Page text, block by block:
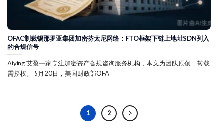
OFAC制裁锡那罗亚集团加密芬太尼网络：FTO框架下链上地址SDN列入
的合规信号
Aiying 艾盈一家专注加密资产合规咨询服务机构，本文为团队原创，转载
需授权。 5月20日，美国财政部OFA
1 2